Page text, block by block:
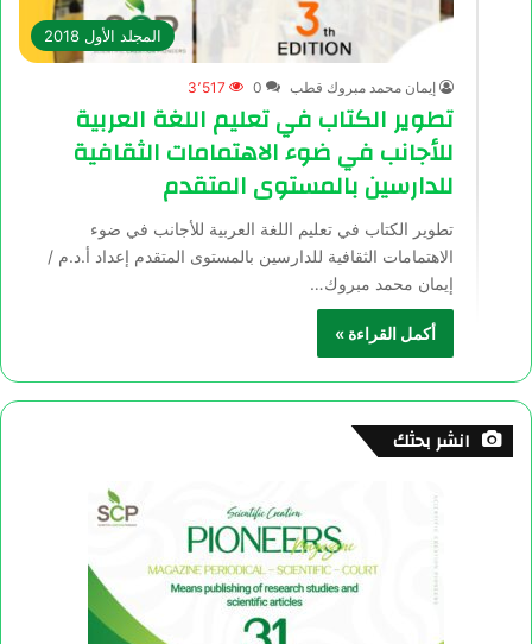
المجلد الأول 2018
إيمان محمد مبروك قطب 0 3٬517
تطوير الكتاب في تعليم اللغة العربية
للأجانب في ضوء الاهتمامات الثقافية
للدارسين بالمستوى المتقدم
تطوير الكتاب في تعليم اللغة العربية للأجانب في ضوء
الاهتمامات الثقافية للدارسين بالمستوى المتقدم إعداد أ.د.م /
إيمان محمد مبروك…
أكمل القراءة »
انشر بحثك